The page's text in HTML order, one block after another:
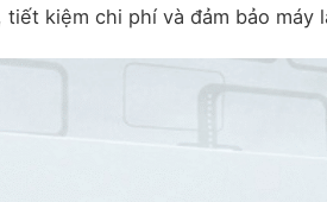
tiết kiệm chi phí và đảm bảo